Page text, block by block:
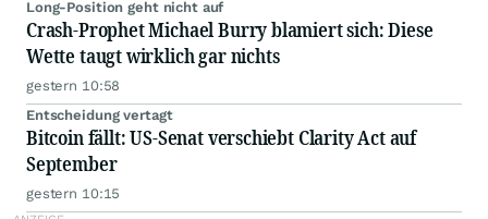
Long-Position geht nicht auf
Crash-Prophet Michael Burry blamiert sich: Diese
Wette taugt wirklich gar nichts
gestern 10:58
Entscheidung vertagt
Bitcoin fällt: US-Senat verschiebt Clarity Act auf
September
gestern 10:15